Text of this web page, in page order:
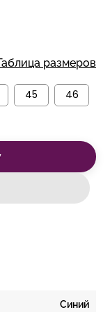
размеров
45 46
Синий